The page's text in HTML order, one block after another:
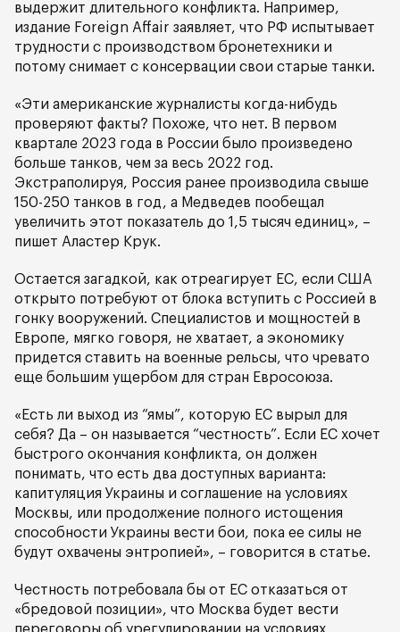
выдержит длительного конфликта. Например,
издание Foreign Affair заявляет, что РФ испытывает
трудности с производством бронетехники и
потому снимает с консервации свои старые танки.
«Эти американские журналисты когда-нибудь
проверяют факты? Похоже, что нет. В первом
квартале 2023 года в России было произведено
больше танков, чем за весь 2022 год.
Экстраполируя, Россия ранее производила свыше
150-250 танков в год, а Медведев пообещал
увеличить этот показатель до 1,5 тысяч единиц», –
пишет Аластер Крук.
Остается загадкой, как отреагирует ЕС, если США
открыто потребуют от блока вступить с Россией в
гонку вооружений. Специалистов и мощностей в
Европе, мягко говоря, не хватает, а экономику
придется ставить на военные рельсы, что чревато
еще большим ущербом для стран Евросоюза.
«Есть ли выход из “ямы”, которую ЕС вырыл для
себя? Да – он называется “честность”. Если ЕС хочет
быстрого окончания конфликта, он должен
понимать, что есть два доступных варианта:
капитуляция Украины и соглашение на условиях
Москвы, или продолжение полного истощения
способности Украины вести бои, пока ее силы не
будут охвачены энтропией», – говорится в статье.
Честность потребовала бы от ЕС отказаться от
«бредовой позиции», что Москва будет вести